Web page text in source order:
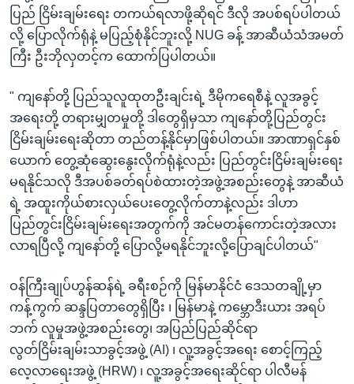
ပြည် ငြိမ်းချမ်းရေး တကယ်ရလာဖို့ဆိုရင် ဒီလို အပစ်ရပ်ပါတယ်
လို့ ပြောလိုက်ရုံနဲ့ မပြည့်စုံနိုင်ဘူးလို့ NUG ခန့် အာဆီယံသံအမတ်
ကြီး ဦးဘိုလှတင့်က ထောက်ပြပါတယ်။
" ကျနော်တို့ ပြည်သူလူထုတဦးချင်းရဲ့ ဒီမိုကရေစီနဲ့ လူအခွင့်
အရေးတို့ တရားမျှတမှုတို့ ဒါတွေရှိမှသာ ကျနော်တို့ပြည်တွင်း
ငြိမ်းချမ်းရေးဆိုတာ တည်တန့်နိုင်မှာဖြစ်ပါတယ်။ အာဏာရှင်နှစ်
ယောက် တွေ့ဆုံဆွေးနွေးလိုက်ရုံနဲ့လည်း ပြည်တွင်းငြိမ်းချမ်းရေး
မရနိုင်သလို ဒီအပစ်ခတ်ရပ်စဲထားတဲ့အဖွဲ့အစည်းတွေနဲ့ အာဆီယံ
ရဲ့ အထူးကိုယ်စားလှယ်ပေးတွေ့လိုက်တာနဲ့လည်း ဒါဟာ
ပြည်တွင်းငြိမ်းချမ်းရေးအတွက်ကို အင်မတန်ကောင်းတဲ့အလား
လာရပြီလို့ ကျနော်တို့ ပြောလို့မရနိုင်ဘူးလို့ပြောချင်ပါတယ်"
ဝန်ကြီးချုပ်ဟွန်ဆန်ရဲ့ ခရီးစဉ်ကို မြန်မာနိုင်ငံ ဒေသတချို့မှာ
ကန့်ကွက် ဆန္ဒပြတာတွေရှိပြီး ၊ မြန်မာနဲ့ ကမ္ဘောဒီးယား အရပ်
ဘက် လူမှုအဖွဲ့အစည်းတွေ၊ အပြည်ပြည်ဆိုင်ရာ
လွတ်ငြိမ်းချမ်းသာခွင့်အဖွဲ့ (AI) ၊ လူ့အခွင့်အရေး စောင့်ကြည့်
လေ့လာရေးအဖွဲ့ (HRW) ၊ လူ့အခွင့်အရေးဆိုင်ရာ ပါလီမန်